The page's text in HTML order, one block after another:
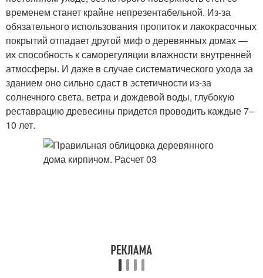
временем станет крайне непрезентабельной. Из-за
обязательного использования пропиток и лакокрасочных
покрытий отпадает другой миф о деревянных домах —
их способность к саморегуляции влажности внутренней
атмосферы. И даже в случае систематического ухода за
зданием оно сильно сдаст в эстетичности из-за
солнечного света, ветра и дождевой воды, глубокую
реставрацию древесины придется проводить каждые 7–
10 лет.